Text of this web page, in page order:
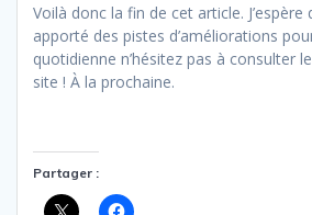
Voilà donc la fin de cet article.
apporté des pistes d’améliorations
quotidienne n’hésitez pas à consulter
site ! À la prochaine.
Partager :